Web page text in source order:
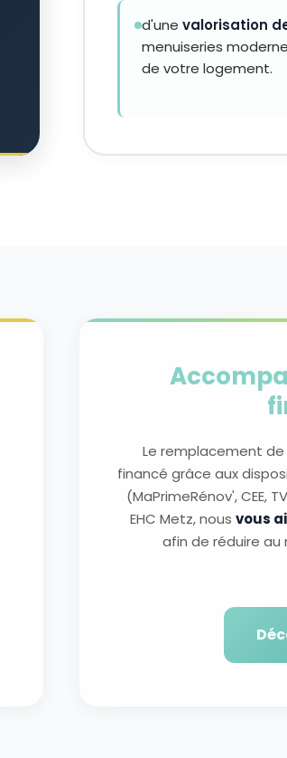
d'une valorisation
menuiseries
de votre logement.
Le remplacement
financé grâce aux
(MaPrimeRénov', CEE,
EHC Metz, nous vous
afin de réduire